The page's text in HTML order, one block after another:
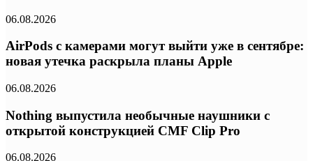
06.08.2026
AirPods с камерами могут выйти уже в сентябре:
новая утечка раскрыла планы Apple
06.08.2026
Nothing выпустила необычные наушники с
открытой конструкцией CMF Clip Pro
06.08.2026